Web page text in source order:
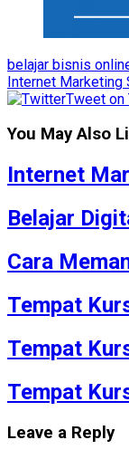
belajar bisnis
Internet Marketing
Tweet on
You May Also
Internet
Belajar
Cara
Tempat
Tempat
Tempat
Leave a Reply